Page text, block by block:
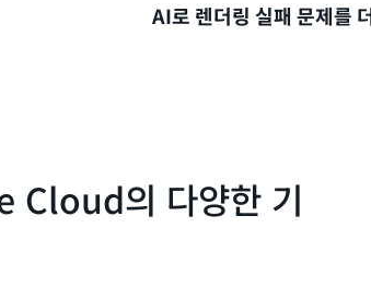
다운할 수 있습니다. 작업이
Deadline Cloud는
AI로 렌더링 실패 문제를
류, 구성 불일치, 리소스 제
Cloud의 다양한 기